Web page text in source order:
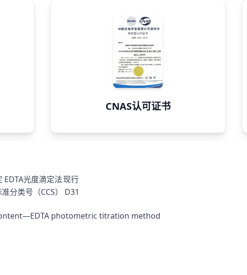
CNAS认可证书
EDTA光度滴定法现行
分类号（CCS）
D31
photometric titration method